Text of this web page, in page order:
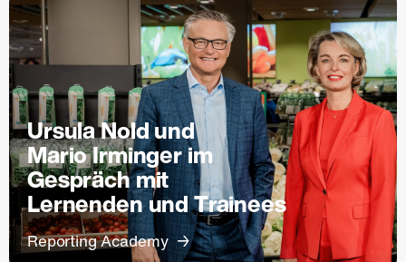
Ursula Nold und
Mario Irminger im
Gespräch mit
Lernenden und Trainees
Reporting Academy